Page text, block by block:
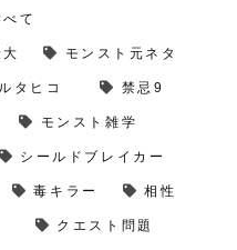
て
モンスト元ネタ
タヒコ 禁忌9
モンスト雑学
シールドブレイカー
毒キラー 相性
クエスト問題